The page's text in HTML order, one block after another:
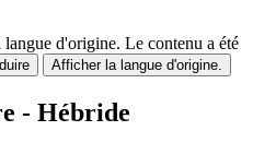
langue d'origine. Le contenu a été
Afficher la langue d'origine.
- Hébride